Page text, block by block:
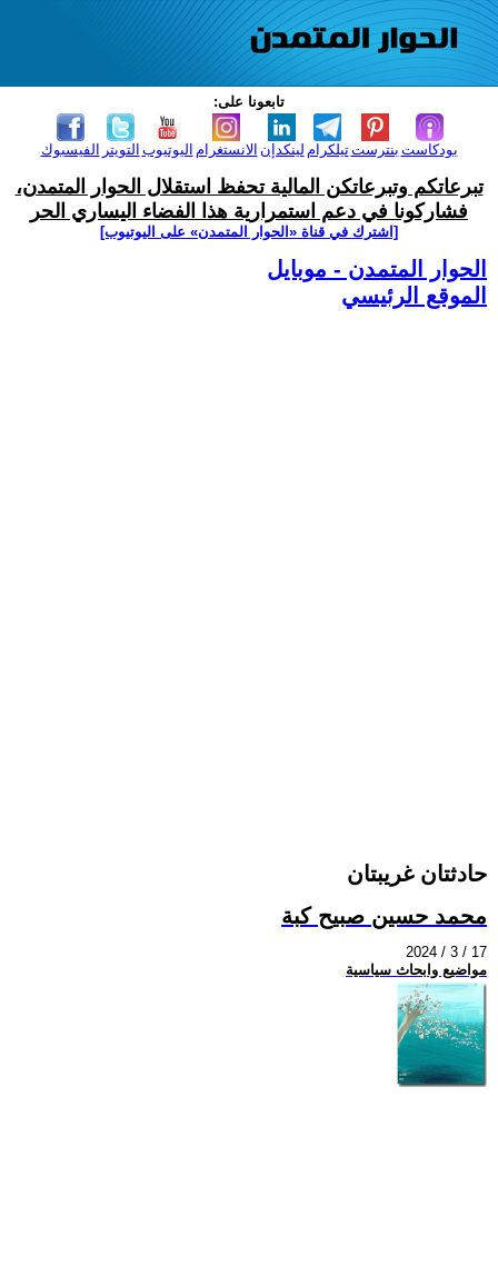
تابعونا على:
الفيسبوك التويتر اليوتيوب الانستغرام لينكدإن تيلكرامبنترست بودكاست
تبرعاتكم وتبرعاتكن المالية تحفظ استقلال الحوار المتمدن،
فشاركونا في دعم استمرارية هذا الفضاء اليساري الحر
[اشترك في قناة ‫«الحوار المتمدن» على اليوتيوب]
الحوار المتمدن - موبايل
الموقع الرئيسي
حادثتان غريبتان
محمد حسين صبيح كبة
2024 / 3 / 17
مواضيع وابحاث سياسية